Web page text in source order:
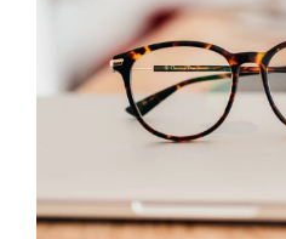
Салфетка для чистки:
Другое
Бренд: